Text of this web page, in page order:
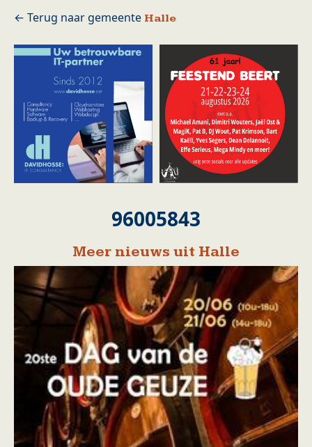
Halle
96005843
Meer nieuws uit Halle